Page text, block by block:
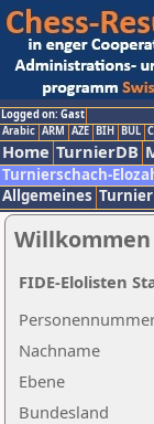
Logged on: Gast
Arabic ARM AZE BIH BUL
Home TurnierDB
Turnierschach-
Allgemeines
Willkommen
Nachname
Ebene
Bundesland
FIDE-Elolisten